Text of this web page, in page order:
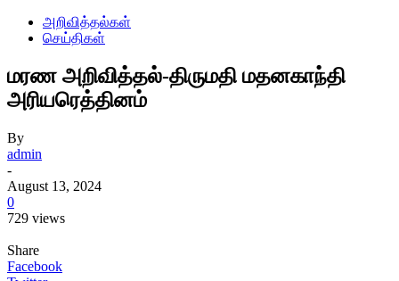
அறிவித்தல்கள்
செய்திகள்
மரண அறிவித்தல்-திருமதி மதனகாந்தி
அரியரெத்தினம்
By
admin
-
August 13, 2024
0
729 views
Share
Facebook